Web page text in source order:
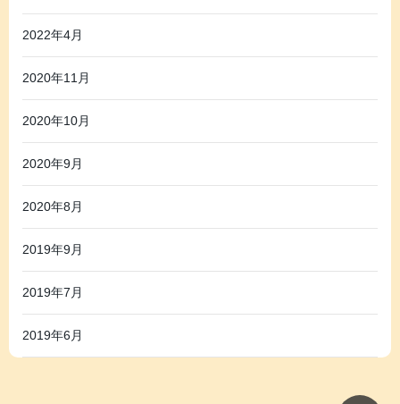
2022年4月
2020年11月
2020年10月
2020年9月
2020年8月
2019年9月
2019年7月
2019年6月